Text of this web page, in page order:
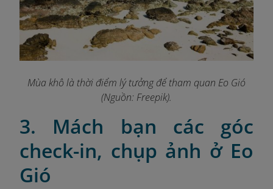
Mùa khô là thời điểm lý tưởng để tham quan Eo Gió
(Nguồn: Freepik).
3. Mách bạn các góc
check-in, chụp ảnh ở Eo
Gió